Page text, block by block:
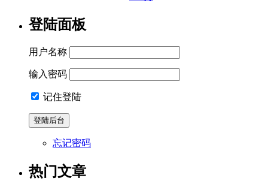
登陆面板
用户名称
输入密码
记住登陆
忘记密码
热门文章